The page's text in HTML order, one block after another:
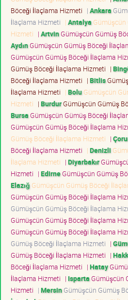
Böceği İlaçlama Hizmeti | Ankara
İlaçlama Hizmeti | Antalya Gümüşcün
Hizmeti | ArtvinGümüşcün Gümüş
AydınGümüşcün Gümüş Böceği
Gümüşcün Gümüş Böceği İlaçlama
Gümüş Böceği İlaçlama Hizmeti |
Böceği İlaçlama Hizmeti | Bitlis
İlaçlama Hizmeti | BoluGümüşcün
Hizmeti | BurdurGümüşcün Gümüş
Bursa Gümüşcün Gümüş Böceği
Gümüşcün Gümüş Böceği İlaçlama
Gümüş Böceği İlaçlama Hizmeti |
Böceği İlaçlama Hizmeti | Denizli
İlaçlama Hizmeti | Diyarbakır
Hizmeti | EdirneGümüşcün Gümüş
Elazığ Gümüşcün Gümüş Böceği
Gümüşcün Gümüş Böceği İlaçlama
Gümüşcün Gümüş Böceği İlaçlama
Gümüşcün Gümüş Böceği İlaçlama
Gümüşcün Gümüş Böceği İlaçlama
Gümüş Böceği İlaçlama Hizmeti |
Gümüş Böceği İlaçlama Hizmeti |
Böceği İlaçlama Hizmeti | Hatay
İlaçlama Hizmeti | Isparta Gümüşcün
Hizmeti | MersinGümüşcün Gümüş